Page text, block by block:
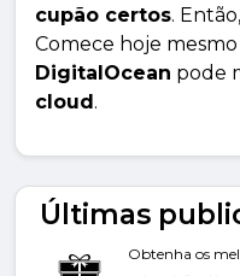
cupão certos.
Comece hoje
DigitalOcean pode
cloud .
Últimas
Obtenha os